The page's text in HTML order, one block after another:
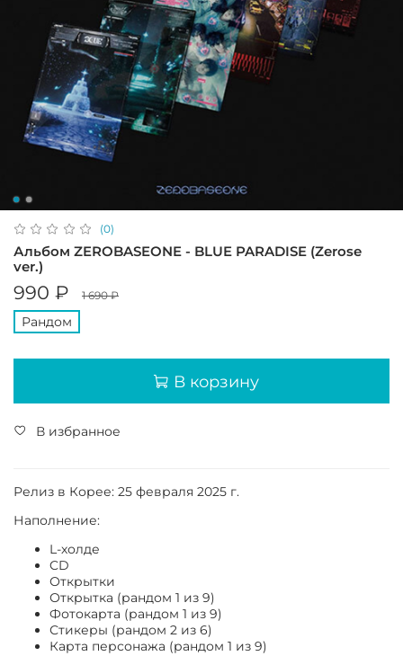
(0)
Альбом ZEROBASEONE - BLUE PARADISE (Zerose
ver.)
990 ₽ 1 690 ₽
Рандом
В корзину
В избранное
Релиз в Корее: 25 февраля 2025 г.
Наполнение:
L-холде
CD
Открытки
Открытка (рандом 1 из 9)
Фотокарта (рандом 1 из 9)
Стикеры (рандом 2 из 6)
Карта персонажа (рандом 1 из 9)